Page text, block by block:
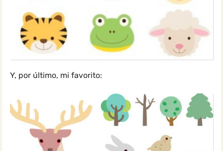
Y, por último, mi favorito: